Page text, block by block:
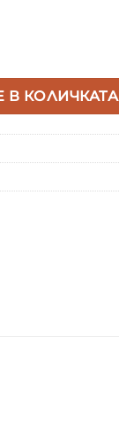
40W 24W
В КОЛИЧКАТА